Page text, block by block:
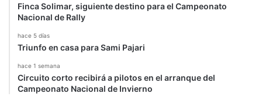
Finca Solimar, siguiente destino para el Campeonato
Nacional de Rally
hace 5 días
Triunfo en casa para Sami Pajari
hace 1 semana
Circuito corto recibirá a pilotos en el arranque del
Campeonato Nacional de Invierno